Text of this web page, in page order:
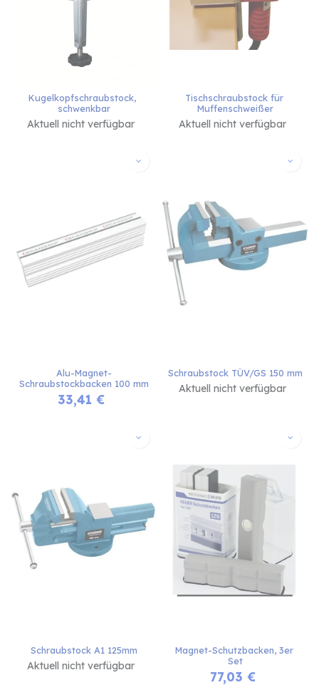
Kugelkopfschraubstock,
schwenkbar
Aktuell nicht verfügbar
Tischschraubstock für
Muffenschweißer
Aktuell nicht verfügbar
Alu-Magnet-
Schraubstockbacken 100 mm
33,41 €
Schraubstock TÜV/GS 150 mm
Aktuell nicht verfügbar
Schraubstock A1 125mm
Aktuell nicht verfügbar
Magnet-Schutzbacken, 3er
Set
77,03 €